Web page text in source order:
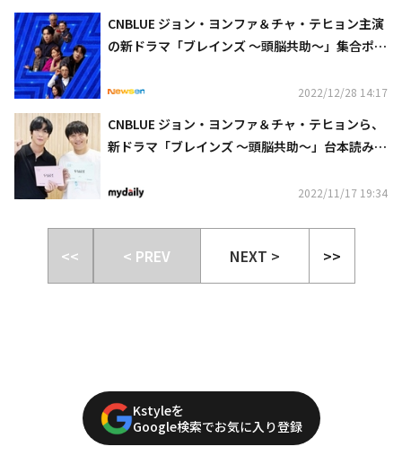
CNBLUE ジョン・ヨンファ＆チャ・テヒョン主演
の新ドラマ「ブレインズ ～頭脳共助～」集合ポス
2022/12/28 14:17
CNBLUE ジョン・ヨンファ＆チャ・テヒョンら、
新ドラマ「ブレインズ ～頭脳共助～」台本読み合
2022/11/17 19:34
<< < PREV NEXT > >>
Kstyleを
Google検索でお気に入り登録